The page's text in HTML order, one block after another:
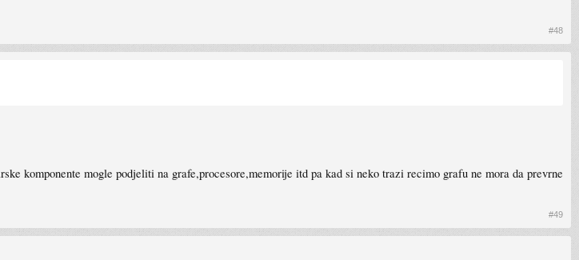
#48
komponente mogle podjeliti na grafe,procesore,memorije itd pa kad si neko trazi recimo grafu ne mora da prevrne
#49